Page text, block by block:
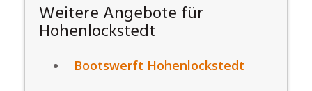
Weitere Angebote für
Hohenlockstedt
Bootswerft Hohenlockstedt